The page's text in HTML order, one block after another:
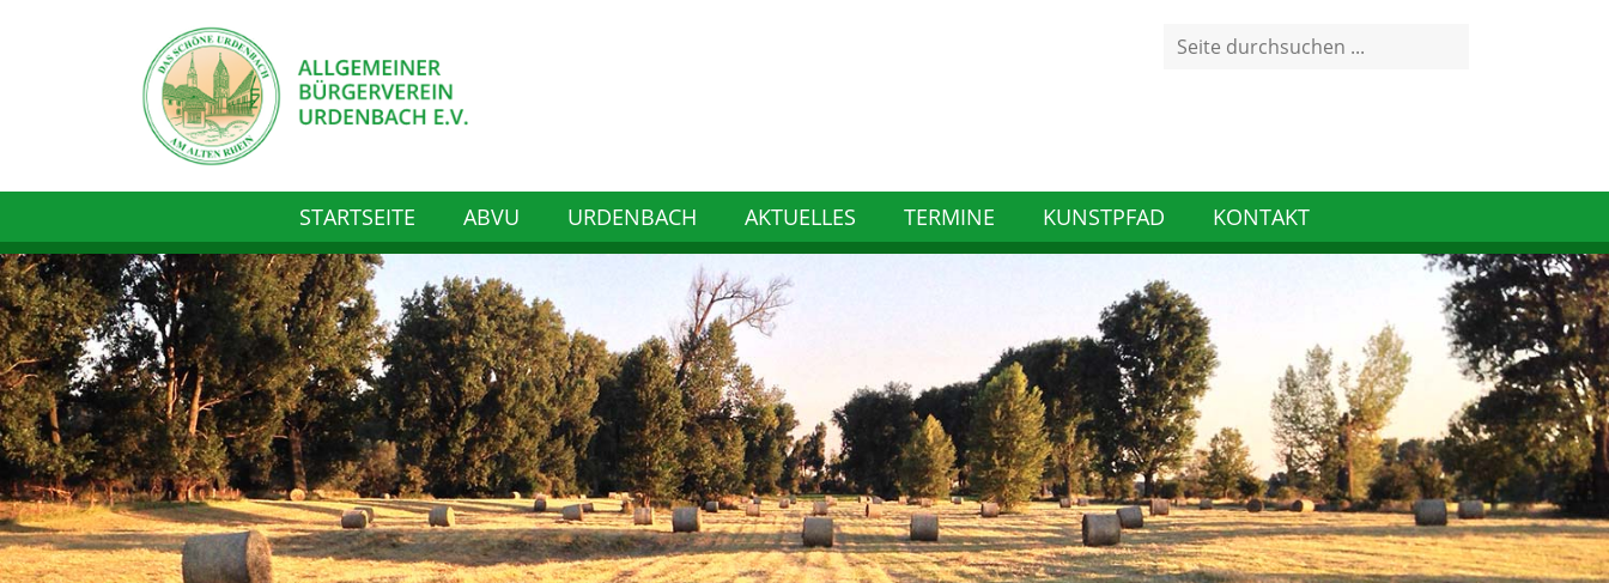
Search
STARTSEITE ABVU URDENBACH AKTUELLES TERMINE KUNSTPFAD KONTAKT